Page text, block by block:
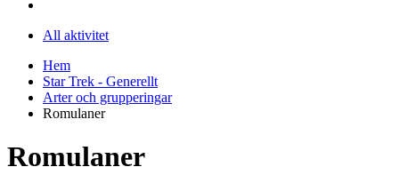
All aktivitet
Hem
Star Trek - Generellt
Arter och grupperingar
Romulaner
Romulaner